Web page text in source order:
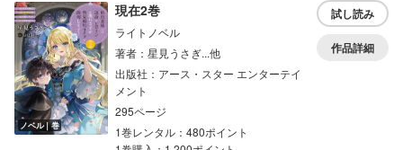
ノベル｜巻
現在2巻
ライトノベル
著者：星見うさぎ...他
出版社：アース・スター エンターテイ
メント
295ページ
1巻レンタル：480ポイント
試し読み
作品詳細